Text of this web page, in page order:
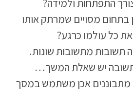
התפתחות ולמידה?
בתחום מסויים שמרתק אותו
כל עולמו כרגע?
תשובות מתשובות שונות.
יש שאלת המשך…
אכן משתמש במסך